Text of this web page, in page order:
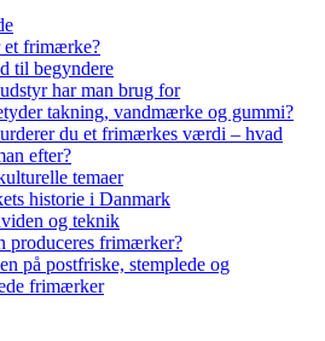
et frimærke?
til begyndere
har man brug for
takning, vandmærke og gummi?
du et frimærkes værdi – hvad
efter?
temaer
historie i Danmark
og teknik
produceres frimærker?
på postfriske, stemplede og
frimærker